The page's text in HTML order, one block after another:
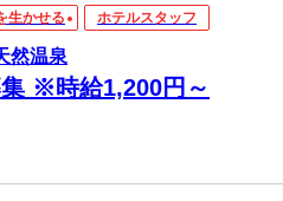
生かせる ホテルスタッフ
然温泉
※時給1,200円～